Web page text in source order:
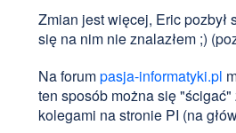
Zmian jest więcej, Eric
się na nim nie znalazłem ;)
Na forumpasja-informatyki.pl
ten sposób można się
kolegami na stronie PI (na